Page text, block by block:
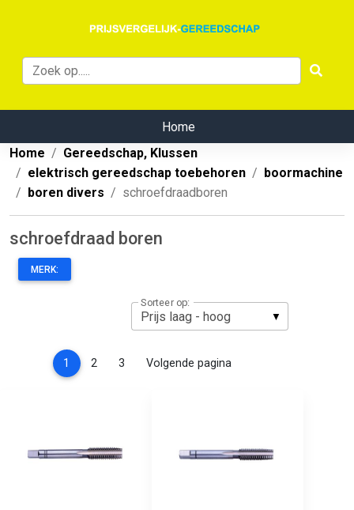
Home
Home
Gereedschap, Klussen
elektrisch gereedschap toebehoren
boormachine
boren divers
schroefdraadboren
schroefdraad boren
MERK:
Sorteer op:
1 (current)
2 3 Volgende pagina